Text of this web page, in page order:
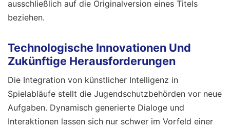
ausschließlich auf die Originalversion eines Titels
beziehen.
Technologische Innovationen Und
Zukünftige Herausforderungen
Die Integration von künstlicher Intelligenz in
Spielabläufe stellt die Jugendschutzbehörden vor neue
Aufgaben. Dynamisch generierte Dialoge und
Interaktionen lassen sich nur schwer im Vorfeld einer